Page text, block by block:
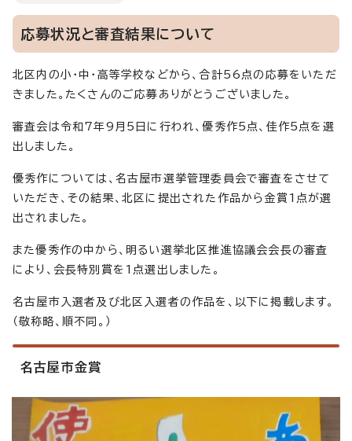
応募状況と審査結果について
北区内の小・中・高等学校などから、合計56点の応募をいただ
きました。たくさんのご応募ありがとうございました。
審査会は令和7年9月5日に行われ、優秀作5点、佳作5点を選
出しました。
優秀作については、名古屋市選挙管理委員会で審査をさせて
いただき、その結果、北区に提出された作品から金賞1点が選
出されました。
また優秀作の中から、明るい選挙北区推進協議会会長の審査
により、会長特別賞を1点選出しました。
名古屋市入選者及び北区入選者の作品を、以下に掲載します。
（敬称略、順不同。）
名古屋市金賞